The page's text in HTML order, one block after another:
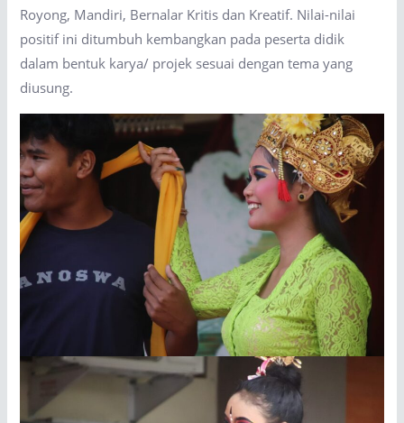
Royong, Mandiri, Bernalar Kritis dan Kreatif. Nilai-nilai
positif ini ditumbuh kembangkan pada peserta didik
dalam bentuk karya/ projek sesuai dengan tema yang
diusung.